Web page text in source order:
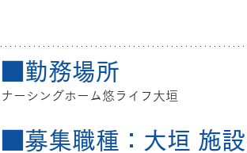
■勤務場所
ナーシングホーム悠ライフ大垣
■募集職種：大垣 施